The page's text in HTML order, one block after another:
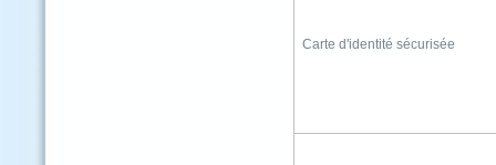
Carte d'identité sécurisée